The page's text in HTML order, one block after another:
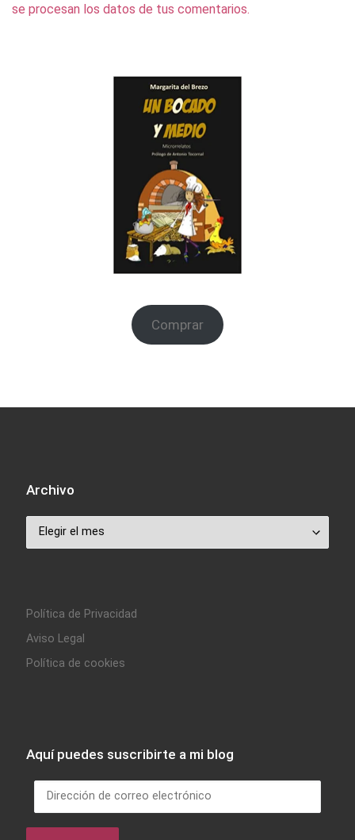
se procesan los datos de tus comentarios.
Comprar
Archivo
Archivo
Política de Privacidad
Aviso Legal
Política de cookies
Aquí puedes suscribirte a mi blog
Dirección de correo electrónico